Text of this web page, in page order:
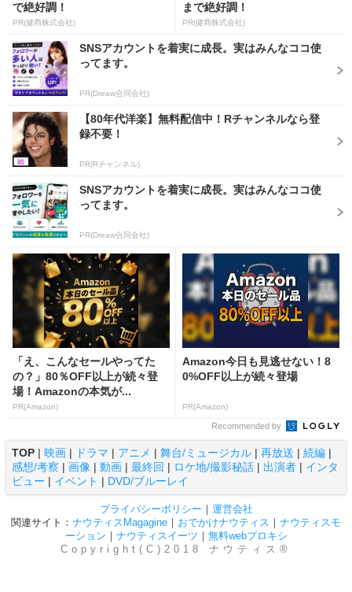
で絶好調！
PR(健商株式会社)
まで絶好調！
PR(健商株式会社)
SNSアカウントを着実に成長。実はみんなココ使
ってます。
PR(Dreaw合同会社)
【80年代洋楽】無料配信中！Rチャンネルなら登
録不要！
PR(Rチャンネル)
SNSアカウントを着実に成長。実はみんなココ使
ってます。
PR(Dreaw合同会社)
「え、こんなセールやってた
の？」80％OFF以上が続々登
場！Amazonの本気が...
PR(Amazon)
Amazon今日も見逃せない！8
0%OFF以上が続々登場
PR(Amazon)
Recommended by
TOP | 映画 | ドラマ | アニメ | 舞台/ミュージカル | 再放送 | 続編 |
感想/考察 | 画像 | 動画 | 最終回 | ロケ地/撮影秘話 | 出演者 | インタ
ビュー | イベント | DVD/ブルーレイ
プライバシーポリシー ｜ 運営会社
関連サイト： ナウティスMagagine ｜ おでかけナウティス ｜ ナウティスモ
ーション ｜ ナウティスイーツ ｜ 無料webプロキシ
Copyright(C)2018 ナウティス®